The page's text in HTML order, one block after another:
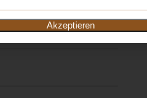
Akzeptieren